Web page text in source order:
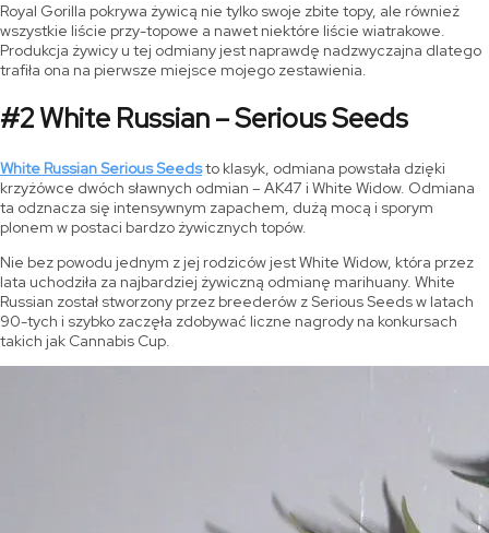
Royal Gorilla pokrywa żywicą nie tylko swoje zbite topy, ale również
wszystkie liście przy-topowe a nawet niektóre liście wiatrakowe.
Produkcja żywicy u tej odmiany jest naprawdę nadzwyczajna dlatego
trafiła ona na pierwsze miejsce mojego zestawienia.
#2 White Russian – Serious Seeds
White Russian Serious Seedsto klasyk, odmiana powstała dzięki
krzyżówce dwóch sławnych odmian – AK47 i White Widow. Odmiana
ta odznacza się intensywnym zapachem, dużą mocą i sporym
plonem w postaci bardzo żywicznych topów.
Nie bez powodu jednym z jej rodziców jest White Widow, która przez
lata uchodziła za najbardziej żywiczną odmianę marihuany. White
Russian został stworzony przez breederów z Serious Seeds w latach
90-tych i szybko zaczęła zdobywać liczne nagrody na konkursach
takich jak Cannabis Cup.